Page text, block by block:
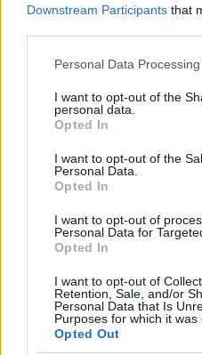
Downstream Participants that
Please note that this website/
not limited to your visit or
grant or deny consent to
use your data for below
consent section.
Personal Data
I want to opt-out of the
personal data.
Opted In
I want to opt-out of the
Personal Data.
Opted In
I want to opt-out of
Personal Data for
Opted In
I want to opt-out of
Retention, Sale, and/or
Personal Data that Is
Purposes for which it was
Opted Out